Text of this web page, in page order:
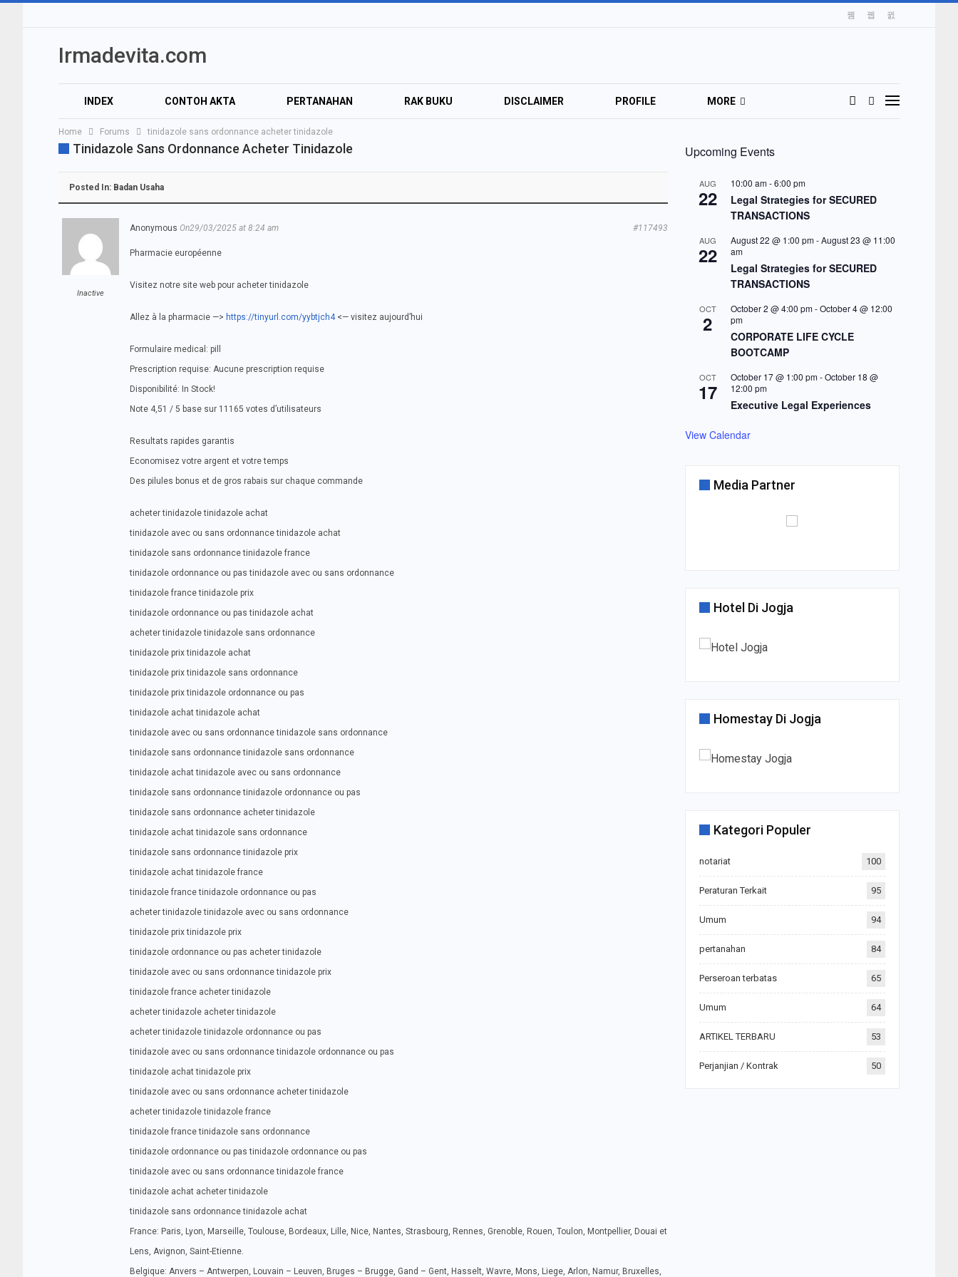
Irmadevita.com
INDEX CONTOH AKTA PERTANAHAN RAK BUKU DISCLAIMER PROFILE MORE
Home Forums tinidazole sans ordonnance acheter tinidazole
Tinidazole Sans Ordonnance Acheter Tinidazole
Posted In: Badan Usaha
Inactive
Anonymous On29/03/2025 at 8:24 am #117493
Pharmacie européenne
Visitez notre site web pour acheter tinidazole
Allez à la pharmacie —> https://tinyurl.com/yybtjch4<— visitez aujourd’hui
Formulaire medical: pill
Prescription requise: Aucune prescription requise
Disponibilité: In Stock!
Note 4,51 / 5 base sur 11165 votes d’utilisateurs
Resultats rapides garantis
Economisez votre argent et votre temps
Des pilules bonus et de gros rabais sur chaque commande
acheter tinidazole tinidazole achat
tinidazole avec ou sans ordonnance tinidazole achat
tinidazole sans ordonnance tinidazole france
tinidazole ordonnance ou pas tinidazole avec ou sans ordonnance
tinidazole france tinidazole prix
tinidazole ordonnance ou pas tinidazole achat
acheter tinidazole tinidazole sans ordonnance
tinidazole prix tinidazole achat
tinidazole prix tinidazole sans ordonnance
tinidazole prix tinidazole ordonnance ou pas
tinidazole achat tinidazole achat
tinidazole avec ou sans ordonnance tinidazole sans ordonnance
tinidazole sans ordonnance tinidazole sans ordonnance
tinidazole achat tinidazole avec ou sans ordonnance
tinidazole sans ordonnance tinidazole ordonnance ou pas
tinidazole sans ordonnance acheter tinidazole
tinidazole achat tinidazole sans ordonnance
tinidazole sans ordonnance tinidazole prix
tinidazole achat tinidazole france
tinidazole france tinidazole ordonnance ou pas
acheter tinidazole tinidazole avec ou sans ordonnance
tinidazole prix tinidazole prix
tinidazole ordonnance ou pas acheter tinidazole
tinidazole avec ou sans ordonnance tinidazole prix
tinidazole france acheter tinidazole
acheter tinidazole acheter tinidazole
acheter tinidazole tinidazole ordonnance ou pas
tinidazole avec ou sans ordonnance tinidazole ordonnance ou pas
tinidazole achat tinidazole prix
tinidazole avec ou sans ordonnance acheter tinidazole
acheter tinidazole tinidazole france
tinidazole france tinidazole sans ordonnance
tinidazole ordonnance ou pas tinidazole ordonnance ou pas
tinidazole avec ou sans ordonnance tinidazole france
tinidazole achat acheter tinidazole
tinidazole sans ordonnance tinidazole achat
France: Paris, Lyon, Marseille, Toulouse, Bordeaux, Lille, Nice, Nantes, Strasbourg, Rennes, Grenoble, Rouen, Toulon, Montpellier, Douai et
Lens, Avignon, Saint-Etienne.
Belgique: Anvers – Antwerpen, Louvain – Leuven, Bruges – Brugge, Gand – Gent, Hasselt, Wavre, Mons, Liege, Arlon, Namur, Bruxelles,
Upcoming Events
AUG
22
10:00 am-6:00 pm
Legal Strategies for SECURED
TRANSACTIONS
AUG
22
August 22 @ 1:00 pm-August 23 @ 11:00
am
Legal Strategies for SECURED
TRANSACTIONS
OCT
2
October 2 @ 4:00 pm-October 4 @ 12:00
pm
CORPORATE LIFE CYCLE
BOOTCAMP
OCT
17
October 17 @ 1:00 pm-October 18 @
12:00 pm
Executive Legal Experiences
View Calendar
Media Partner
Hotel Di Jogja
Homestay Di Jogja
Kategori Populer
notariat 100
Peraturan Terkait 95
Umum 94
pertanahan 84
Perseroan terbatas 65
Umum 64
ARTIKEL TERBARU 53
Perjanjian / Kontrak 50